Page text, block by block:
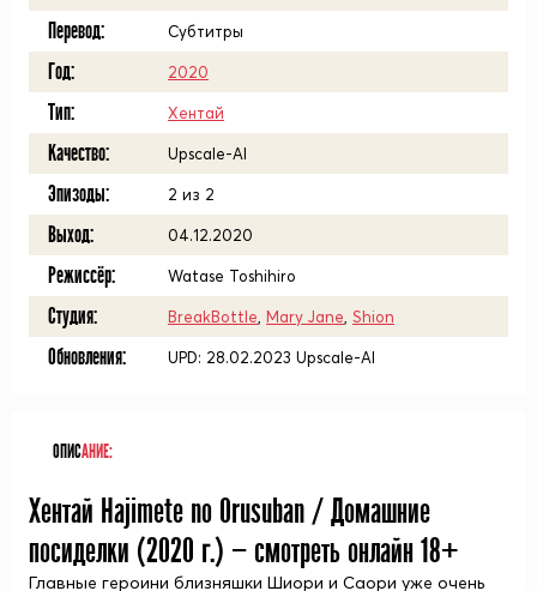
Перевод: Субтитры
Год: 2020
Тип: Хентай
Качество: Upscale-AI
Эпизоды: 2 из 2
Выход: 04.12.2020
Режиссёр: Watase Toshihiro
Студия: BreakBottle Mary Jane Shion
Обновления: UPD: 28.02.2023 Upscale-AI
ОПИСАНИЕ:
Хентай Hajimete no Orusuban / Домашние
посиделки (2020 г.) — смотреть онлайн 18+
Главные героини близняшки Шиори и Саори уже очень